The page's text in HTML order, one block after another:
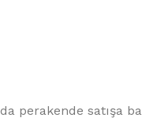
perakende satışa